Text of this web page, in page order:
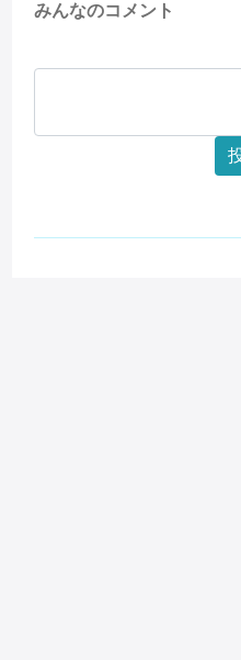
みんなのコメント